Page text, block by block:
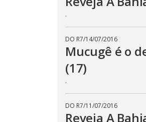
.
DO R7/14/07/2016
Mucugê é o
(17)
.
DO R7/11/07/2016
Reveja A